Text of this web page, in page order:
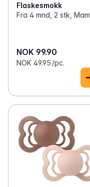
Flaskesmokk
Fra 4 mnd, 2 stk, Mam
NOK 99.90
NOK 49.95 /pc.